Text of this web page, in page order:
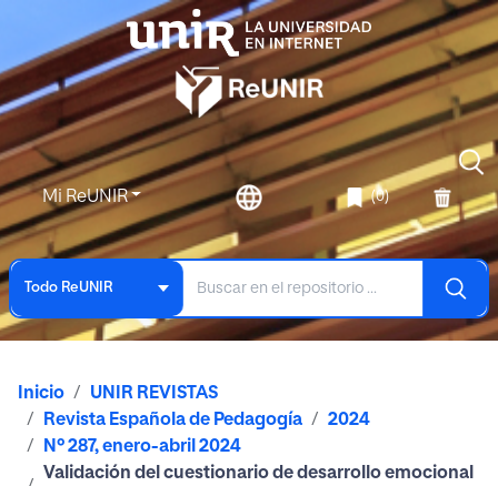
Mi ReUNIR (0)
Todo ReUNIR
Inicio
UNIR REVISTAS
Revista Española de Pedagogía
2024
Nº 287, enero-abril 2024
Validación del cuestionario de desarrollo emocional